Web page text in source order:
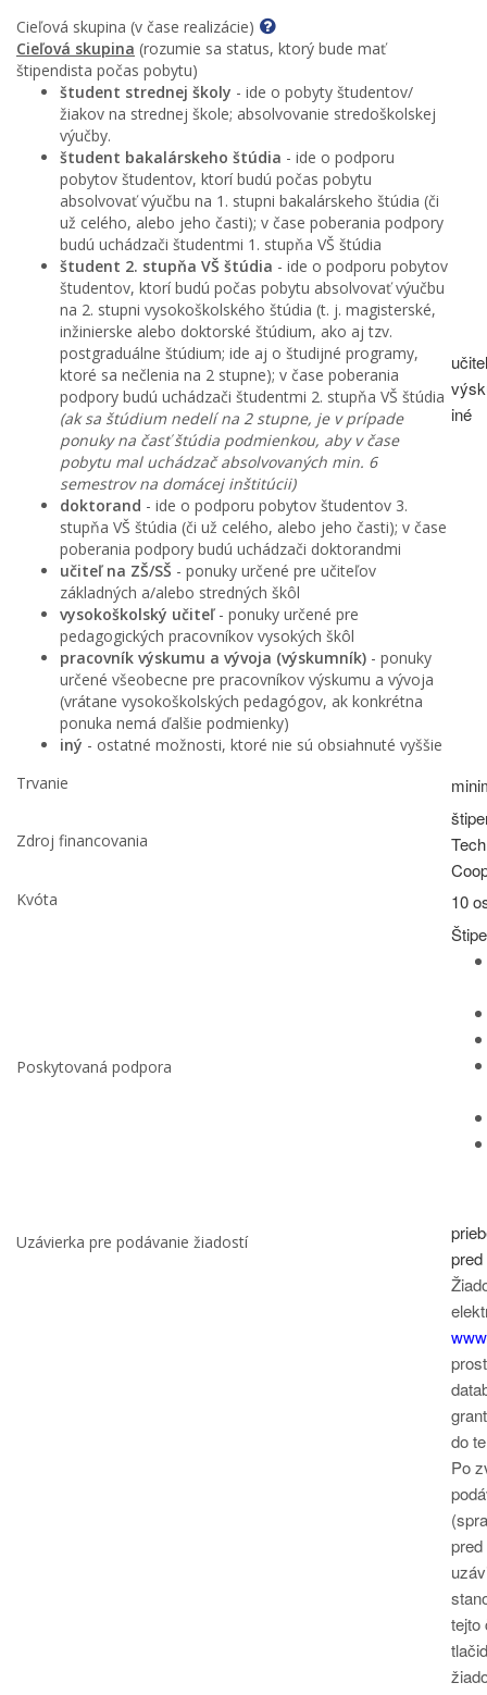
Cieľová skupina (v čase realizácie)
Cieľová skupina (rozumie sa status, ktorý bude mať
štipendista počas pobytu)
študent strednej školy - ide o pobyty študentov/
žiakov na strednej škole; absolvovanie stredoškolskej
výučby.
študent bakalárskeho štúdia - ide o podporu
pobytov študentov, ktorí budú počas pobytu
absolvovať výučbu na 1. stupni bakalárskeho štúdia (či
už celého, alebo jeho časti); v čase poberania podpory
budú uchádzači študentmi 1. stupňa VŠ štúdia
študent 2. stupňa VŠ štúdia - ide o podporu pobytov
študentov, ktorí budú počas pobytu absolvovať výučbu
na 2. stupni vysokoškolského štúdia (t. j. magisterské,
inžinierske alebo doktorské štúdium, ako aj tzv.
postgraduálne štúdium; ide aj o študijné programy,
ktoré sa nečlenia na 2 stupne); v čase poberania
podpory budú uchádzači študentmi 2. stupňa VŠ štúdia
(ak sa štúdium nedelí na 2 stupne, je v prípade
ponuky na časť štúdia podmienkou, aby v čase
pobytu mal uchádzač absolvovaných min. 6
semestrov na domácej inštitúcii)
doktorand - ide o podporu pobytov študentov 3.
stupňa VŠ štúdia (či už celého, alebo jeho časti); v čase
poberania podpory budú uchádzači doktorandmi
učiteľ na ZŠ/SŠ - ponuky určené pre učiteľov
základných a/alebo stredných škôl
vysokoškolský učiteľ- ponuky určené pre
pedagogických pracovníkov vysokých škôl
pracovník výskumu a vývoja (výskumník) - ponuky
určené všeobecne pre pracovníkov výskumu a vývoja
(vrátane vysokoškolských pedagógov, ak konkrétna
ponuka nemá ďalšie podmienky)
iný - ostatné možnosti, ktoré nie sú obsiahnuté vyššie
iné
Trvanie
Zdroj financovania
Kvóta 10
Poskytovaná podpora
Uzávierka pre podávanie žiadostí
do
Po
tejto